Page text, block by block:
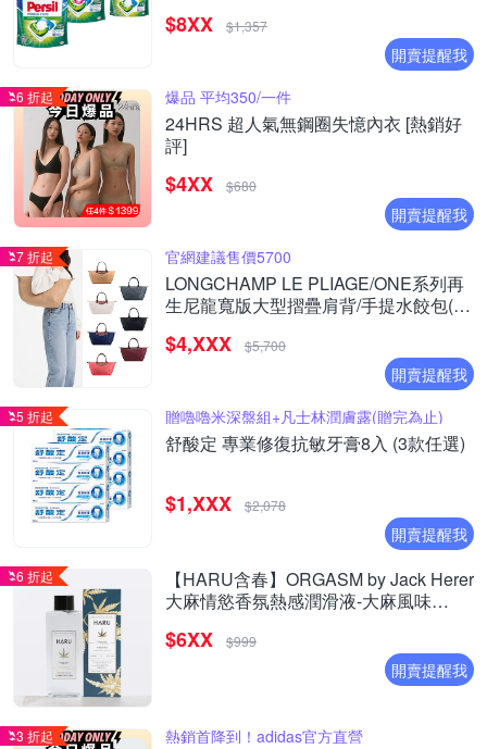
$8XX $1,357
開賣提醒我
6 折起 爆品 平均350/一件
24HRS 超人氣無鋼圈失憶內衣 [熱銷好
評]
$4XX $680
開賣提醒我
7 折起 官網建議售價5700
LONGCHAMP LE PLIAGE/ONE系列再
生尼龍寬版大型摺疊肩背/手提水餃包(多
$4,XXX $5,700
開賣提醒我
5 折起 贈嚕嚕米深盤組+凡士林潤膚露(贈完為止)
舒酸定 專業修復抗敏牙膏8入 (3款任選)
$1,XXX $2,078
開賣提醒我
6 折起
【HARU含春】ORGASM by Jack Herer
大麻情慾香氛熱感潤滑液-大麻風味
$6XX $999
開賣提醒我
3 折起 熱銷首降到！adidas官方直營